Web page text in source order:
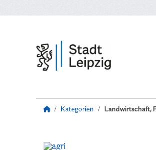
Kategorien Landwirtschaft,